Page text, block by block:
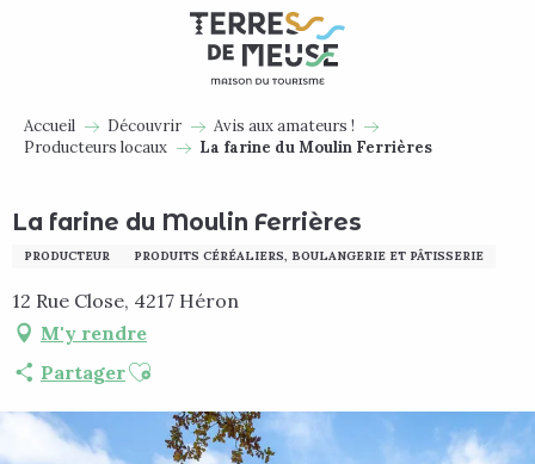
Accueil Découvrir
Avis aux amateurs !
Producteurs locaux
La farine du Moulin Ferrières
La farine du Moulin Ferrières
PRODUCTEUR PRODUITS CÉRÉALIERS, BOULANGERIE ET PÂTISSERIE
12 Rue Close, 4217 Héron
M'y rendre
PartagerAjouter aux favoris